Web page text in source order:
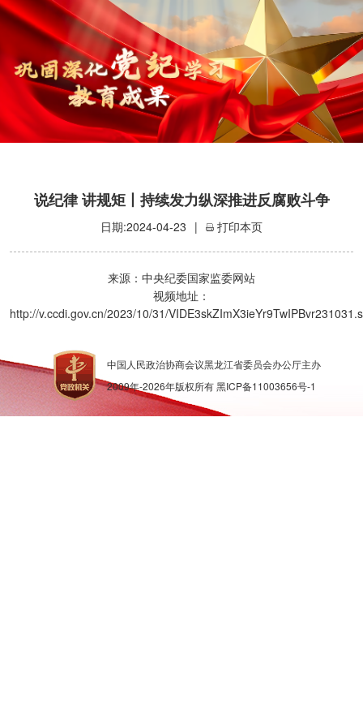
说纪律 讲规矩丨持续发力纵深推进反腐败斗争
日期:2024-04-23 | 打印本页
来源：中央纪委国家监委网站
视频地址：
http://v.ccdi.gov.cn/2023/10/31/
中国人民政治协商会议黑龙江省委员会办公厅主办
2009年-2026年版权所有黑ICP备11003656号-1